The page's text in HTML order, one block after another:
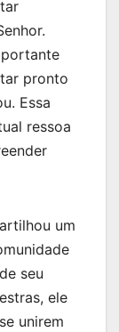
pronto
Essa
ressoa
um
seu
ele
unirem